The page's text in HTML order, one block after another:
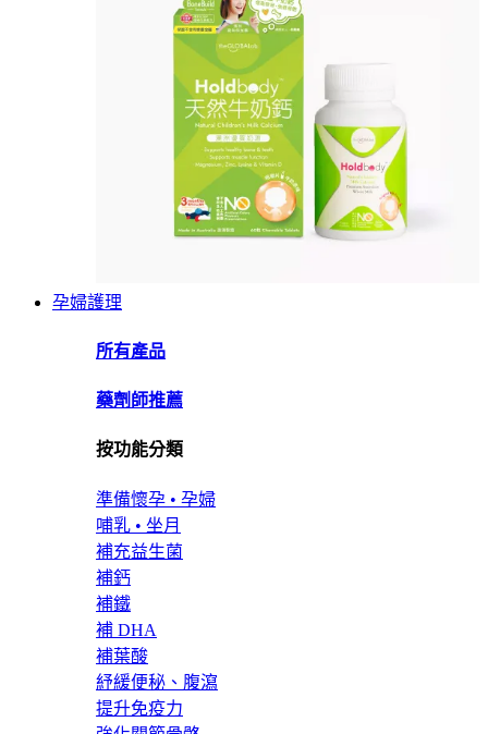
孕婦護理
所有產品
藥劑師推薦
按功能分類
準備懷孕 • 孕婦
哺乳 • 坐月
補充益生菌
補鈣
補鐵
補 DHA
補葉酸
紓緩便秘、腹瀉
提升免疫力